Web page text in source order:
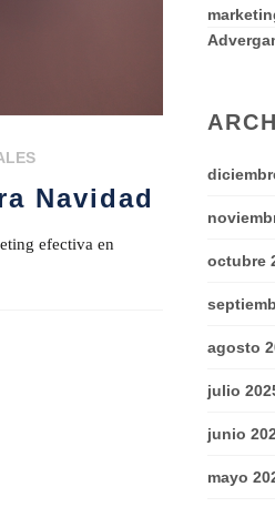
Navidad
efectiva en
octubre
agosto
julio
junio
mayo